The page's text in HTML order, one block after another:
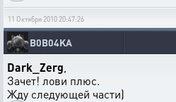
11 Октября 2010 20:47:26
B0B04KA
Dark_Zerg
Зачет! лови плюс.
Жду следующей части)